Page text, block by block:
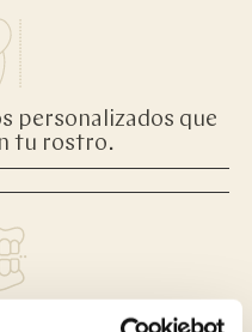
personalizados que
tu rostro.
y hablar sin miedo.